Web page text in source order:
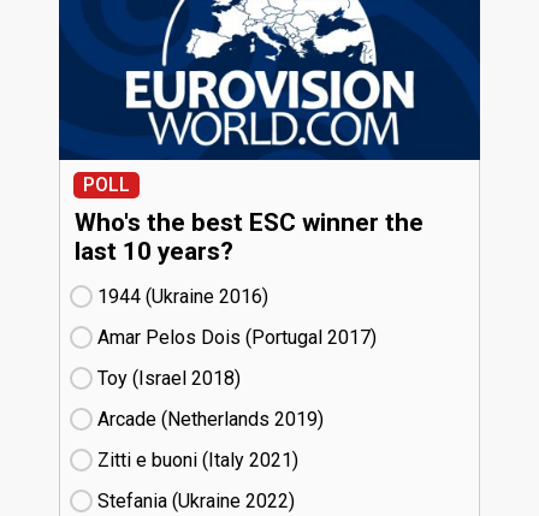
POLL
Who's the best ESC winner the
last 10 years?
1944 (Ukraine
16)
Amar Pelos Dois (Portugal
17)
Toy (Israel
18)
Arcade (Netherlands
19)
Zitti e buoni​ (Italy
21)
Stefania (Ukraine
22)